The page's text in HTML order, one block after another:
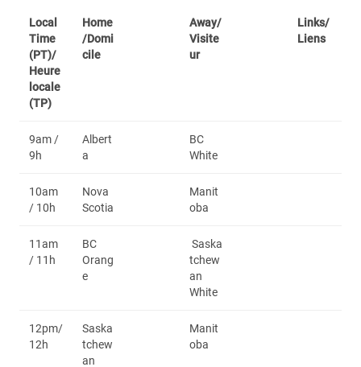
Local
Time
(PT)/
Heure
locale
(TP)
Home
/Domi
cile
Away/
Visite
ur
Links/
Liens
9am /
9h
Albert
a
BC
White
10am
/ 10h
Nova
Scotia
Manit
oba
11am
/ 11h
BC
Orang
e
Saska
tchew
an
White
12pm/
12h
Saska
tchew
an
Manit
oba